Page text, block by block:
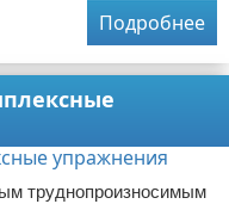
Подробнее
труднопроизносимым